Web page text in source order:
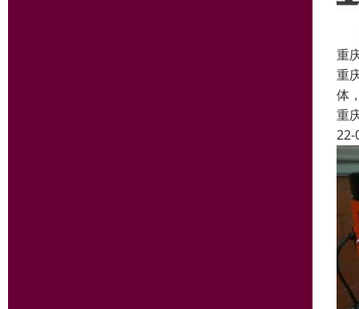
重
重
体
重
22-